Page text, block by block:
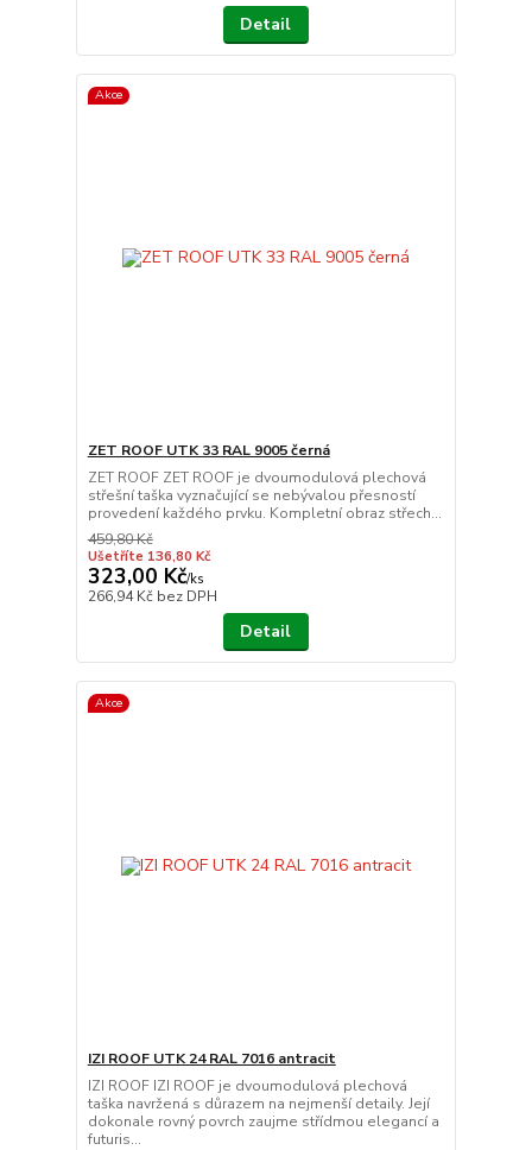
Detail
Akce
ZET ROOF UTK 33 RAL 9005 černá
ZET ROOF ZET ROOF je dvoumodulová plechová
střešní taška vyznačující se nebývalou přesností
provedení každého prvku. Kompletní obraz střech...
459,80 Kč
Ušetříte 136,80 Kč
323,00 Kč/ks
266,94 Kč bez DPH
Detail
Akce
IZI ROOF UTK 24 RAL 7016 antracit
IZI ROOF IZI ROOF je dvoumodulová plechová
taška navržená s důrazem na nejmenší detaily. Její
dokonale rovný povrch zaujme střídmou elegancí a
futuris...